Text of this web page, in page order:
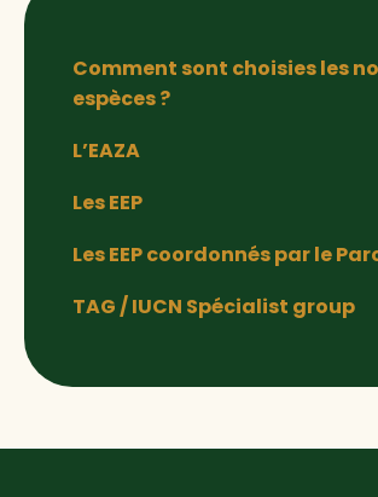
Comment sont choisies les
espèces ?
L’EAZA
Les EEP
Les EEP coordonnés par le
TAG / IUCN Spécialist group